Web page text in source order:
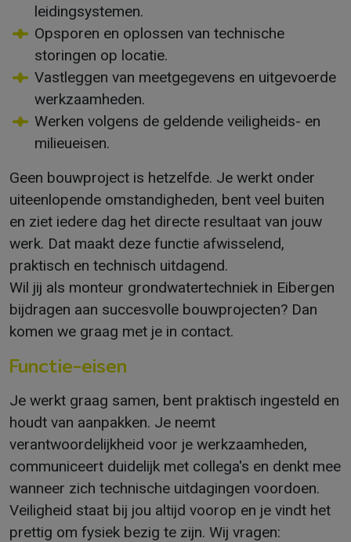
leidingsystemen.
Opsporen en oplossen van technische
storingen op locatie.
Vastleggen van meetgegevens en uitgevoerde
werkzaamheden.
Werken volgens de geldende veiligheids- en
milieueisen.
Geen bouwproject is hetzelfde. Je werkt onder
uiteenlopende omstandigheden, bent veel buiten
en ziet iedere dag het directe resultaat van jouw
werk. Dat maakt deze functie afwisselend,
praktisch en technisch uitdagend.
Wil jij als monteur grondwatertechniek in Eibergen
bijdragen aan succesvolle bouwprojecten? Dan
komen we graag met je in contact.
Functie-eisen
Je werkt graag samen, bent praktisch ingesteld en
houdt van aanpakken. Je neemt
verantwoordelijkheid voor je werkzaamheden,
communiceert duidelijk met collega's en denkt mee
wanneer zich technische uitdagingen voordoen.
Veiligheid staat bij jou altijd voorop en je vindt het
prettig om fysiek bezig te zijn. Wij vragen: